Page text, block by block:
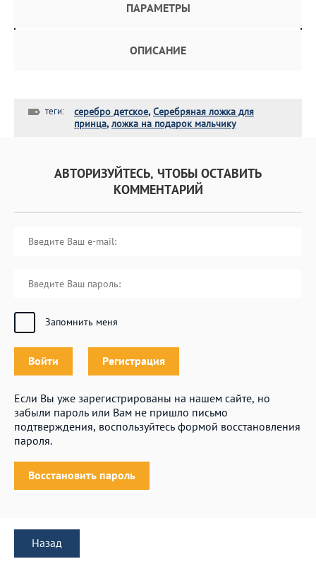
ПАРАМЕТРЫ
ОПИСАНИЕ
теги: серебро детское, Серебряная ложка для
принца, ложка на подарок мальчику
АВТОРИЗУЙТЕСЬ, ЧТОБЫ ОСТАВИТЬ
КОММЕНТАРИЙ
Запомнить меня
Войти Регистрация
Если Вы уже зарегистрированы на нашем сайте, но
забыли пароль или Вам не пришло письмо
подтверждения, воспользуйтесь формой восстановления
пароля.
Восстановить пароль
Назад